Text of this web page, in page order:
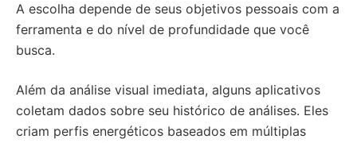
A escolha depende de seus objetivos pessoais com a
ferramenta e do nível de profundidade que você
busca.
Além da análise visual imediata, alguns aplicativos
coletam dados sobre seu histórico de análises. Eles
criam perfis energéticos baseados em múltiplas